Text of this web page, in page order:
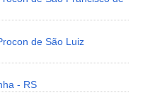
de São Luiz
- RS